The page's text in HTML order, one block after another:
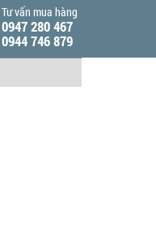
Tư vấn mua hàng
0947 280 467
0944 746 879